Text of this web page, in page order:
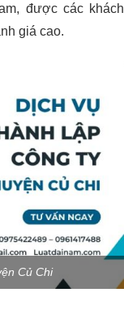
được các khách
giá cao.
Củ Chi